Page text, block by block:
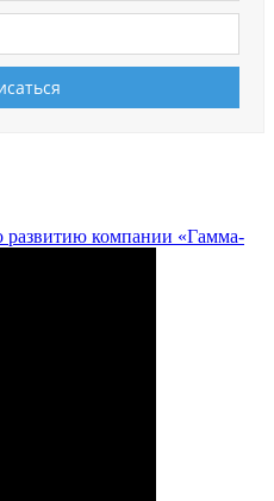
развитию компании «Гамма-